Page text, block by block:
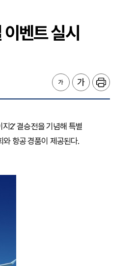
벤트 실시
2’ 결승전을 기념해 특별
와 항공 경품이 제공된다.